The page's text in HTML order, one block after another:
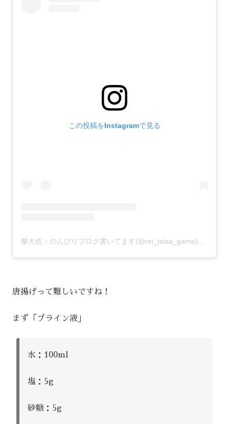
この投稿をInstagramで見る
唐揚げって難しいですね！
まず「ブライン液」
水：100ml
塩：5g
砂糖：5g